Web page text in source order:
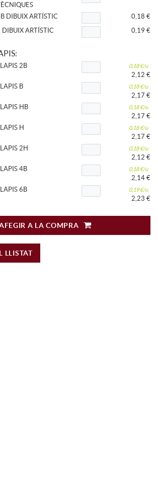
DIBUIX ARTÍSTIC
0,18 €
DIBUIX ARTÍSTIC 0,19 €
2B 0,18 €/u
2,12 €
B 0,18 €/u
2,17 €
HB 0,18 €/u
2,17 €
H 0,18 €/u
2,17 €
2H 0,18 €/u
2,12 €
4B 0,18 €/u
2,14 €
6B 0,19 €/u
2,23 €
A LA COMPRA
LLISTAT